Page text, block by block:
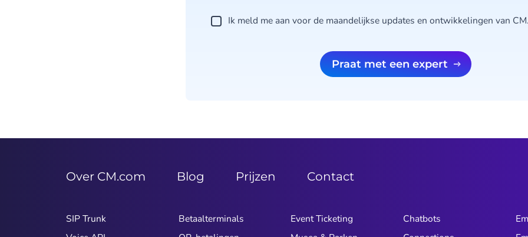
Ik meld me aan voor de maandelijkse updates en ontwikkelingen van
Praat met een expert
Over CM.com Blog Prijzen Contact
SIP Trunk
Betaalterminals
Event Ticketing
Chatbots